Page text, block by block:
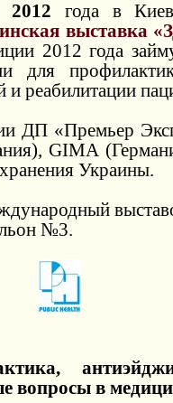
года в
выставка
2012 года
для
и реабилитации
ДП «Премьер
GIMA
Украины.
№3.
вопросы в